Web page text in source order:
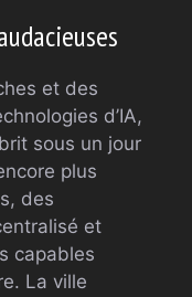
et des
d’IA,
sous un jour
plus
des
et
capables
La ville